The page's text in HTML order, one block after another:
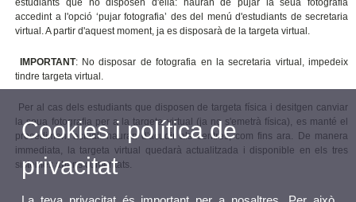
estudiants que no disposen d'ella: hauran de pujar la seua fotografia
accedint a l'opció ‘pujar fotografia’ des del menú d'estudiants de secretaria
virtual. A partir d'aquest moment, ja es disposarà de la targeta virtual.
IMPORTANT: No disposar de fotografia en la secretaria virtual, impedeix
tindre targeta virtual.
Per al cas dels estudiants que disposen de targeta física i desitgen canviar
la seua fotografia per a la targeta virtual (ja no s'emetrà física), es manté el
procediment actual: hauran d'acudir als centres, com fins ara. De manera
immediata, la targeta virtual quedarà actualitzada i disponible en els tres
sistemes abans comentats.
Cookies i política de
privacitat